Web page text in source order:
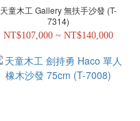
天童木工 Gallery 無扶手沙發 (T-
7314)
NT$107,000 ~ NT$140,000